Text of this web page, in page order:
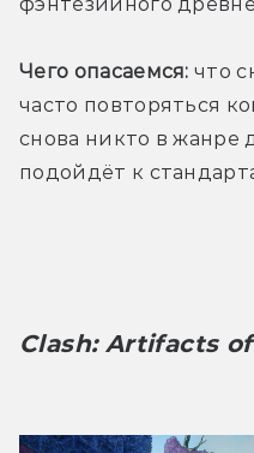
Чего опасаемся: что
часто повторяться
снова никто в жанре
подойдёт к
Clash: Artifacts